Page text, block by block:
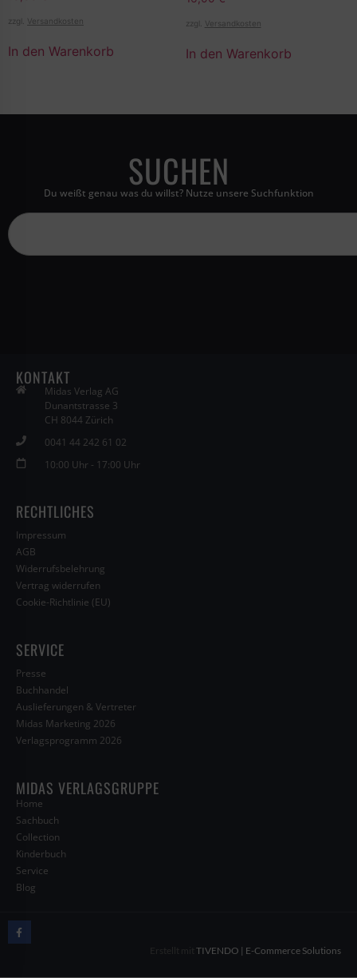
zzgl. Versandkosten
In den Warenkorb
zzgl. Versandkosten
In den Warenkorb
SUCHEN
Du weißt genau was du willst? Nutze unsere Suchfunktion
KONTAKT
Midas Verlag AG
Dunantstrasse 3
CH 8044 Zürich
0041 44 242 61 02
10:00 Uhr - 17:00 Uhr
RECHTLICHES
Impressum
AGB
Widerrufsbelehrung
Vertrag widerrufen
Cookie-Richtlinie (EU)
SERVICE
Presse
Buchhandel
Auslieferungen & Vertreter
Midas Marketing 2026
Verlagsprogramm 2026
MIDAS VERLAGSGRUPPE
Home
Sachbuch
Collection
Kinderbuch
Service
Blog
TIVENDO | E-Commerce Solutions